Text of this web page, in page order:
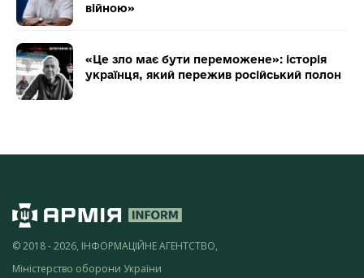
війною»
«Це зло має бути переможене»: історія
українця, який пережив російський полон
© 2018 - 2026, ІНФОРМАЦІЙНЕ АГЕНТСТВО,
Міністерство оборони України